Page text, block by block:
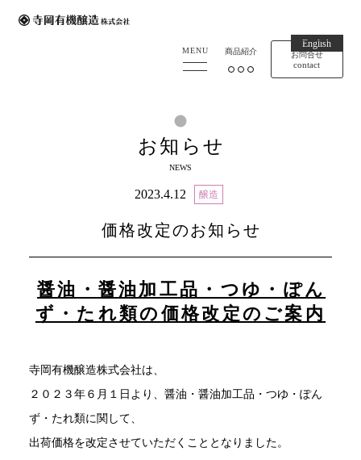
English
寺岡有機醸造
MENU 商品紹介 お問合せ
contact
お知らせ
NEWS
2023.4.12 醸造
価格改定のお知らせ
醤油・醤油加工品・つゆ・ぽん
ず・たれ類の価格改定のご案内
寺岡有機醸造株式会社は、
２０２３年６月１日より、醤油・醤油加工品・つゆ・ぽん
ず・たれ類に関して、
出荷価格を改定させていただくこととなりました。